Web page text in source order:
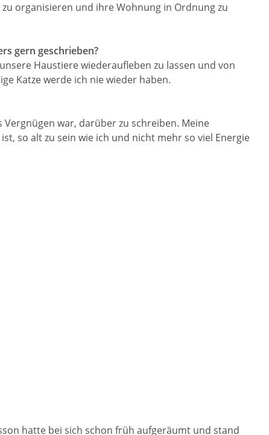
organisieren und ihre Wohnung in Ordnung zu
gern geschrieben?
Haustiere wiederaufleben zu lassen und von
Katze werde ich nie wieder haben.
war, darüber zu schreiben. Meine
so alt zu sein wie ich und nicht mehr so viel Energie
hatte bei sich schon früh aufgeräumt und stand